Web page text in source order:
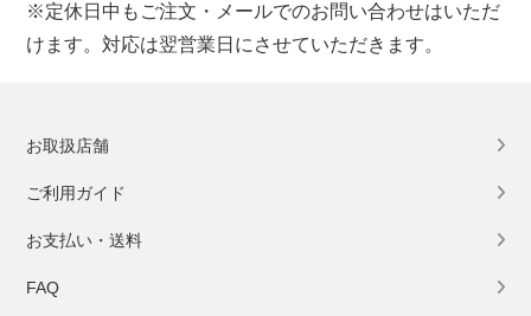
※定休日中もご注文・メールでのお問い合わせはいただ
けます。対応は翌営業日にさせていただきます。
お取扱店舗
ご利用ガイド
お支払い・送料
FAQ